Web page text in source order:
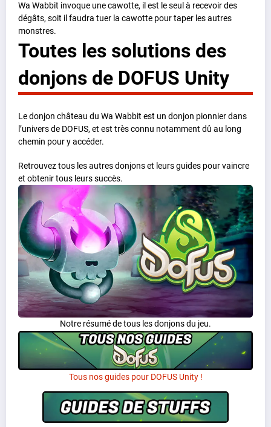
Wa Wabbit invoque une cawotte, il est le seul à recevoir des
dégâts, soit il faudra tuer la cawotte pour taper les autres
monstres.
Toutes les solutions des
donjons de DOFUS Unity
Le donjon château du Wa Wabbit est un donjon pionnier dans
l’univers de DOFUS, et est très connu notamment dû au long
chemin pour y accéder.
Retrouvez tous les autres donjons et leurs guides pour vaincre
et obtenir tous leurs succès.
Notre résumé de tous les donjons du jeu.
Tous nos guides pour DOFUS Unity !